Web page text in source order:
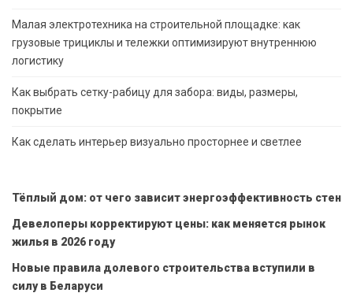
Малая электротехника на строительной площадке: как
грузовые трициклы и тележки оптимизируют внутреннюю
логистику
Как выбрать сетку-рабицу для забора: виды, размеры,
покрытие
Как сделать интерьер визуально просторнее и светлее
Тёплый дом: от чего зависит энергоэффективность стен
Девелоперы корректируют цены: как меняется рынок
жилья в 2026 году
Новые правила долевого строительства вступили в
силу в Беларуси